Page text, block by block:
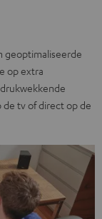
geoptimaliseerde
op extra
de tv of direct op de